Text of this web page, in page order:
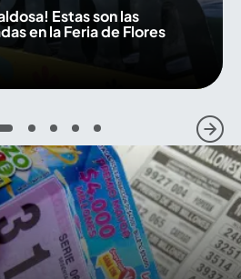
Estas son las
en la Feria de Flores
2 3 4 5